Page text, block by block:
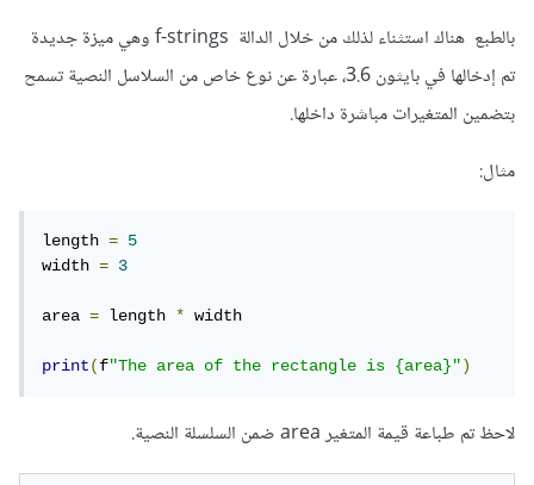
بالطبع هناك استثناء لذلك من خلال الدالة f-strings وهي ميزة جديدة
تم إدخالها في بايثون 3.6، عبارة عن نوع خاص من السلاسل النصية تسمح
بتضمين المتغيرات مباشرة داخلها.
مثال:
length =
5
width = 3
area = length * width
print(f"The area of the rectangle is {area}")
لاحظ تم طباعة قيمة المتغير area ضمن السلسلة النصية.